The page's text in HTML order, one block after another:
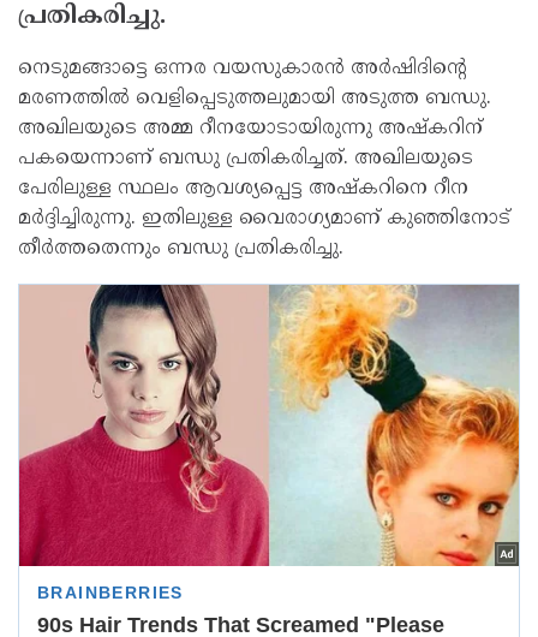
പ്രതികരിച്ചു.
നെടുമങ്ങാട്ടെ ഒന്നര വയസുകാരന്‍ അര്‍ഷിദിന്റെ
മരണത്തില്‍ വെളിപ്പെടുത്തലുമായി അടുത്ത ബന്ധു.
അഖിലയുടെ അമ്മ റീനയോടായിരുന്നു അഷ്‌കറിന്
പകയെന്നാണ് ബന്ധു പ്രതികരിച്ചത്. അഖിലയുടെ
പേരിലുള്ള സ്ഥലം ആവശ്യപ്പെട്ട അഷ്‌കറിനെ റീന
മര്‍ദ്ദിച്ചിരുന്നു. ഇതിലുള്ള വൈരാഗ്യമാണ് കുഞ്ഞിനോട്
തീര്‍ത്തതെന്നും ബന്ധു പ്രതികരിച്ചു.